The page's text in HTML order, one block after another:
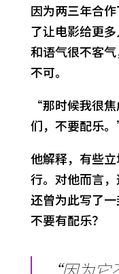
因为两三年合
了让电影给更
和语气很不客
不可。
“那时候我很
们，不要配乐。
他解释，有些
行。对他而言，
还曾为此写了
不要有配乐？